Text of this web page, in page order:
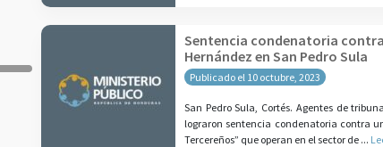
Sentencia condenatoria
Hernández en San Pedro Sula
Publicado el 10 octubre, 2023
San Pedro Sula, Cortés. Agentes de
lograron sentencia condenatoria contra
Tercereños” que operan en el sector de ...